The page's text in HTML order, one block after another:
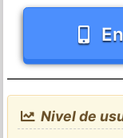
Nivel de